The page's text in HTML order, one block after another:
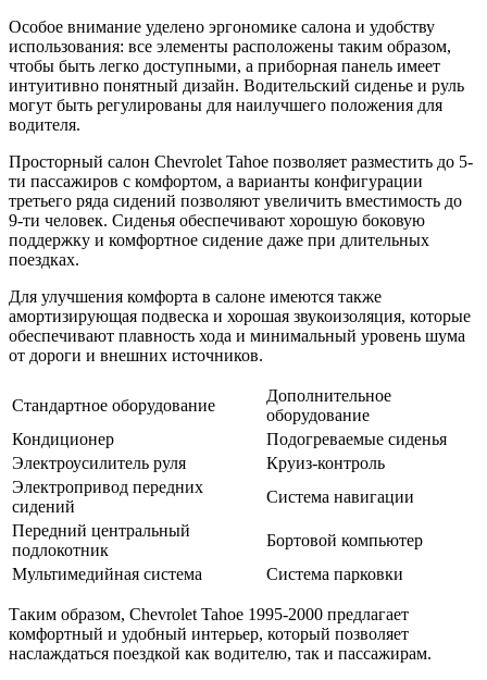
Особое внимание уделено эргономике салона и удобству
использования: все элементы расположены таким образом,
чтобы быть легко доступными, а приборная панель имеет
интуитивно понятный дизайн. Водительский сиденье и руль
могут быть регулированы для наилучшего положения для
водителя.
Просторный салон Chevrolet Tahoe позволяет разместить до 5-
ти пассажиров с комфортом, а варианты конфигурации
третьего ряда сидений позволяют увеличить вместимость до
9-ти человек. Сиденья обеспечивают хорошую боковую
поддержку и комфортное сидение даже при длительных
поездках.
Для улучшения комфорта в салоне имеются также
амортизирующая подвеска и хорошая звукоизоляция, которые
обеспечивают плавность хода и минимальный уровень шума
от дороги и внешних источников.
Стандартное оборудование
Дополнительное
оборудование
Кондиционер
Подогреваемые сиденья
Электроусилитель руля
Круиз-контроль
Электропривод передних
сидений
Система навигации
Передний центральный
подлокотник
Бортовой компьютер
Мультимедийная система
Система парковки
Таким образом, Chevrolet Tahoe 1995-2000 предлагает
комфортный и удобный интерьер, который позволяет
наслаждаться поездкой как водителю, так и пассажирам.